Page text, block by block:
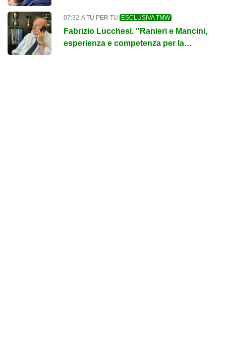
07:32 A TU PER TU ESCLUSIVA TMW
Fabrizio Lucchesi. "Ranieri e Mancini,
esperienza e competenza per la